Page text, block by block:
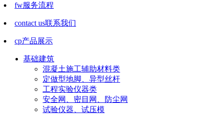
fw服务流程
contact us联系我们
cp产品展示
基础建筑
混凝土施工辅助材料类
定做型地脚、异型丝杆
工程实验仪器类
安全网、密目网、防尘网
试验仪器、试压模